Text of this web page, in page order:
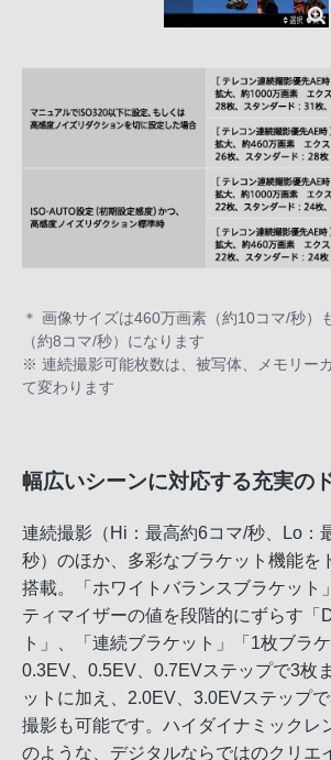
＊ 画像サイズは460万画素（約10コマ/秒）
（約8コマ/秒）になります
※ 連続撮影可能枚数は、被写体、メモリー
て変わります
幅広いシーンに対応する充実の
連続撮影（Hi：最高約6コマ/秒、Lo：
秒）のほか、多彩なブラケット機能を
搭載。「ホワイトバランスブラケット
ティマイザーの値を段階的にずらす「
ト」、「連続ブラケット」「1枚ブラケ
0.3EV、0.5EV、0.7EVステップで3枚
ットに加え、2.0EV、3.0EVステップ
撮影も可能です。ハイダイナミックレ
のような、デジタルならではのクリエ